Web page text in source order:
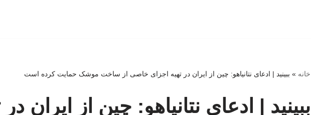
خانه » ببینید | ادعای نتانیاهو: چین از ایران در تهیه اجزای خاصی از ساخت موشک حمایت کرده است
ببینید | ادعای نتانیاهو: چین از ایران در